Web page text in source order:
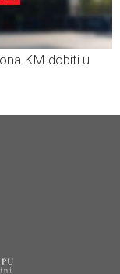
KM dobiti u